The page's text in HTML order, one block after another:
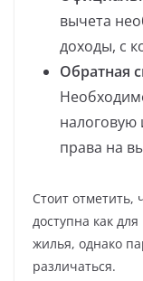
вычета
доходы, с
Обратная
налоговую
права на
Стоит
доступна как
жилья, однако
различаться.